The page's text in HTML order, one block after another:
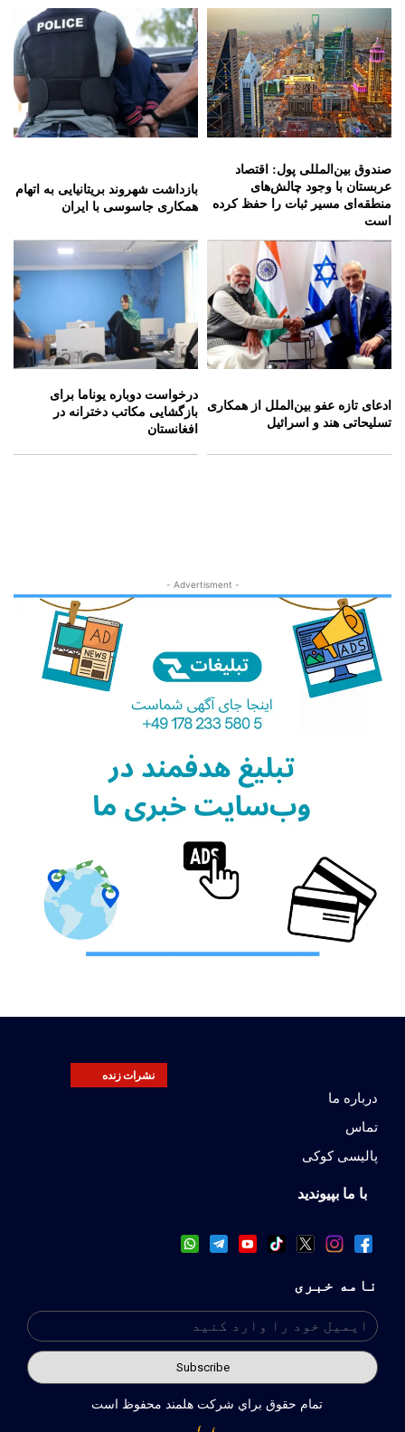
صندوق بین‌المللی پول: اقتصاد
عربستان با وجود چالش‌های
منطقه‌ای مسیر ثبات را حفظ کرده
است
بازداشت شهروند بریتانیایی به اتهام
همکاری جاسوسی با ایران
ادعای تازه عفو بین‌الملل از همکاری
تسلیحاتی هند و اسرائیل
درخواست دوباره یوناما برای
بازگشایی مکاتب دخترانه در
افغانستان
- Advertisment -
نشرات زنده
درباره ما
تماس
پالیسی کوکی
با ما بپیوندید
نامه خبری
تمام حقوق براي شركت هلمند محفوظ است